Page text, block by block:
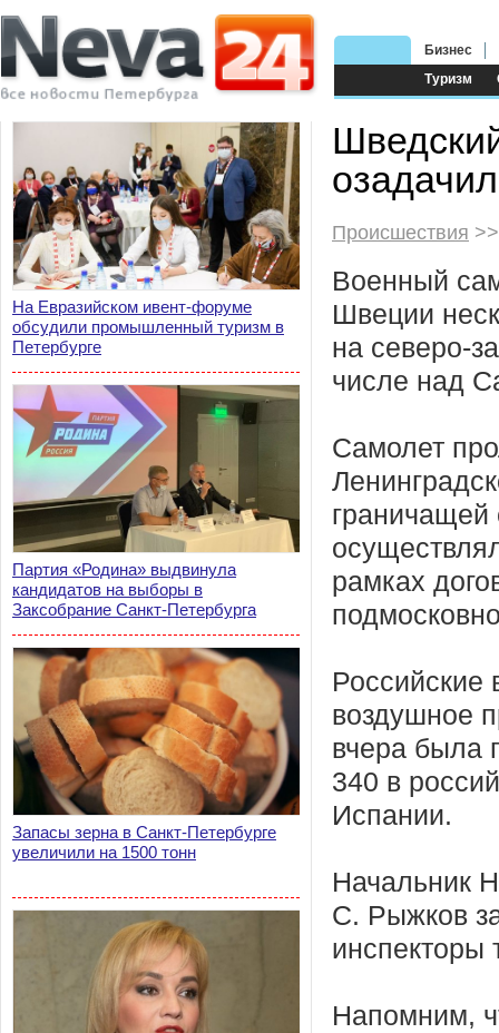
Туризм
Бизнес
На Евразийском ивент-форуме
обсудили промышленный туризм в
Петербурге
Партия «Родина» выдвинула
кандидатов на выборы в
Заксобрание Санкт-Петербурга
Запасы зерна в Санкт-Петербурге
увеличили на 1500 тонн
Происшествия
Военный
Швеции
на северо-
числе над
Самолет
граничащей
рамках
Российские
воздушное
вчера была
340 в
Испании.
Начальник
С. Рыжков
инспекторы
Напомним,